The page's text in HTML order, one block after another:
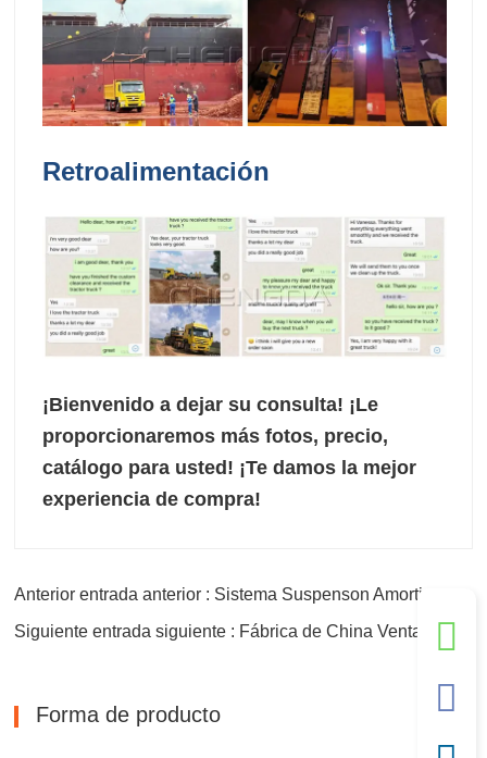
Retroalimentación
¡Bienvenido a dejar su consulta! ¡Le
proporcionaremos más fotos, precio,
catálogo para usted! ¡Te damos la mejor
experiencia de compra!
Forma de producto